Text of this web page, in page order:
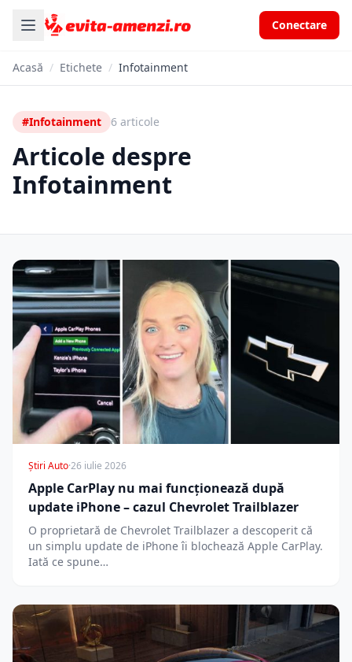
Conectare
Acasă / Etichete / Infotainment
#Infotainment 6 articole
Articole despre
Infotainment
Știri Auto·26 iulie 2026
Apple CarPlay nu mai funcționează după
update iPhone – cazul Chevrolet Trailblazer
O proprietară de Chevrolet Trailblazer a descoperit că
un simplu update de iPhone îi blochează Apple CarPlay.
Iată ce spune…